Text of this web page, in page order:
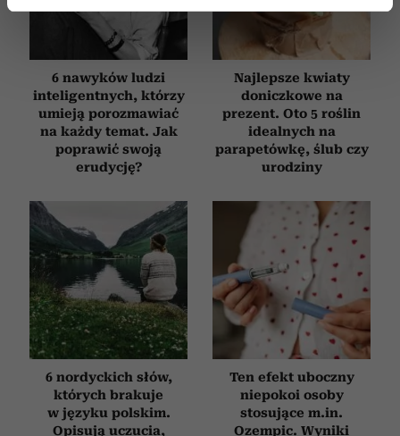
dane są przetwarzane oraz ustaw własne preferencje w
sekcji szczegółów. W Deklaracji plików cookie możesz
zmienić lub wycofać swoją zgodę w dowolnej chwili.
Wykorzystujemy pliki cookie do spersonalizowania treści
i reklam, aby oferować funkcje społecznościowe i
analizować ruch w naszej witrynie. Informacje o tym, jak
korzystasz z naszej witryny, udostępniamy partnerom
Partnerzy mogą połączyć te informacje z innymi danymi
otrzymanymi od Ciebie lub uzyskanymi podczas
korzystania z ich usług.
6 nawyków ludzi
inteligentnych, którzy
umieją porozmawiać
na każdy temat. Jak
poprawić swoją
erudycję?
Najlepsze kwiaty
doniczkowe na
prezent. Oto 5 roślin
idealnych na
parapetówkę, ślub czy
urodziny
6 nordyckich słów,
których brakuje
w języku polskim.
Opisują uczucia,
Ten efekt uboczny
niepokoi osoby
stosujące m.in.
Ozempic. Wyniki